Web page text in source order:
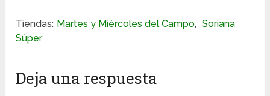
Tiendas: Martes y Miércoles del Campo, Soriana
Súper
Deja una respuesta